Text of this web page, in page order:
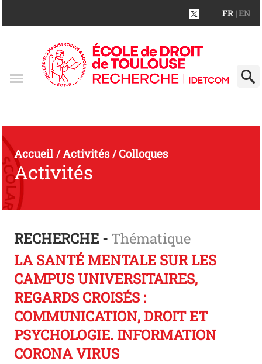
FR | EN
Accueil/Activités/Colloques
Activités
RECHERCHE - Thématique
LA SANTÉ MENTALE SUR LES
CAMPUS UNIVERSITAIRES,
REGARDS CROISÉS :
COMMUNICATION, DROIT ET
PSYCHOLOGIE. INFORMATION
CORONA VIRUS